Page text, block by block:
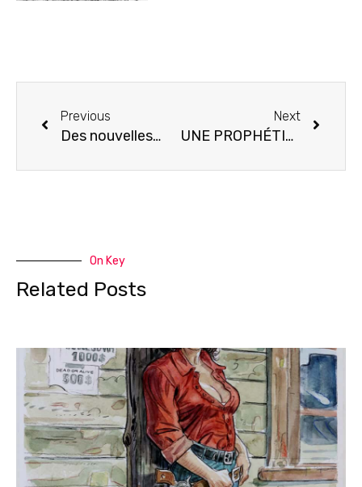
Previous
Des nouvelles…
Next
UNE PROPHÉTIE EST SUR LE POINT DE S’ACCOMPLIR… Intégrale Yuna- en libraire le 3 octobre.
On Key
Related Posts